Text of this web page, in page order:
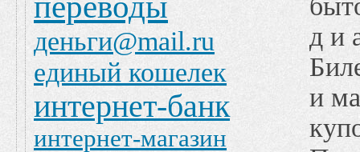
деньги@mail.ru
единый кошелек
интернет-банк
интернет-магазин
д и
и